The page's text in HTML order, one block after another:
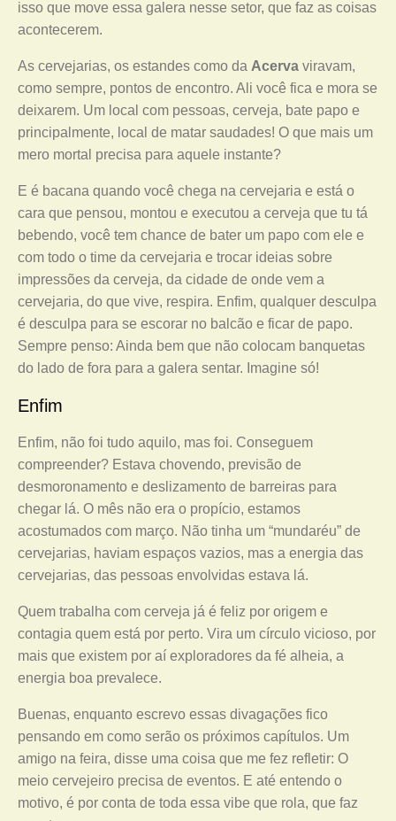
isso que move essa galera nesse setor, que faz as coisas
acontecerem.
As cervejarias, os estandes como da Acerva viravam,
como sempre, pontos de encontro. Ali você fica e mora se
deixarem. Um local com pessoas, cerveja, bate papo e
principalmente, local de matar saudades! O que mais um
mero mortal precisa para aquele instante?
E é bacana quando você chega na cervejaria e está o
cara que pensou, montou e executou a cerveja que tu tá
bebendo, você tem chance de bater um papo com ele e
com todo o time da cervejaria e trocar ideias sobre
impressões da cerveja, da cidade de onde vem a
cervejaria, do que vive, respira. Enfim, qualquer desculpa
é desculpa para se escorar no balcão e ficar de papo.
Sempre penso: Ainda bem que não colocam banquetas
do lado de fora para a galera sentar. Imagine só!
Enfim
Enfim, não foi tudo aquilo, mas foi. Conseguem
compreender? Estava chovendo, previsão de
desmoronamento e deslizamento de barreiras para
chegar lá. O mês não era o propício, estamos
acostumados com março. Não tinha um “mundaréu” de
cervejarias, haviam espaços vazios, mas a energia das
cervejarias, das pessoas envolvidas estava lá.
Quem trabalha com cerveja já é feliz por origem e
contagia quem está por perto. Vira um círculo vicioso, por
mais que existem por aí exploradores da fé alheia, a
energia boa prevalece.
Buenas, enquanto escrevo essas divagações fico
pensando em como serão os próximos capítulos. Um
amigo na feira, disse uma coisa que me fez refletir: O
meio cervejeiro precisa de eventos. E até entendo o
motivo, é por conta de toda essa vibe que rola, que faz